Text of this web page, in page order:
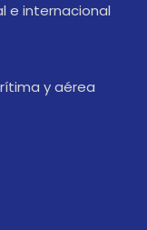
e internacional
y aérea